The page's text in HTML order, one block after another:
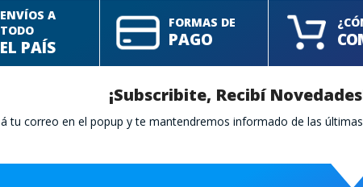
ENVÍOS A
TODO
EL PAÍS
FORMAS DE
PAGO
¡Subscribite, Recibí
tu correo en el popup y te mantendremos informado de las